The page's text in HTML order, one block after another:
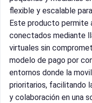
flexible y escalable
Este producto permite
conectados mediante
virtuales sin
modelo de pago por
entornos donde la
prioritarios, facilitando
y colaboración en una